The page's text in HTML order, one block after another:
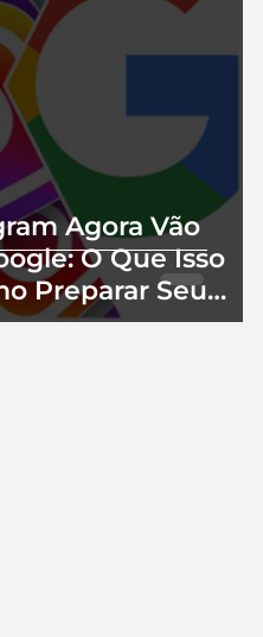
Agora Vão
O Que Isso
Preparar Seu